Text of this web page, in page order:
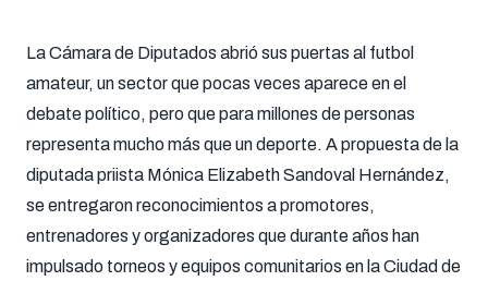
La Cámara de Diputados abrió sus puertas al futbol
amateur, un sector que pocas veces aparece en el
debate político, pero que para millones de personas
representa mucho más que un deporte. A propuesta de la
diputada priista Mónica Elizabeth Sandoval Hernández,
se entregaron reconocimientos a promotores,
entrenadores y organizadores que durante años han
impulsado torneos y equipos comunitarios en la Ciudad de